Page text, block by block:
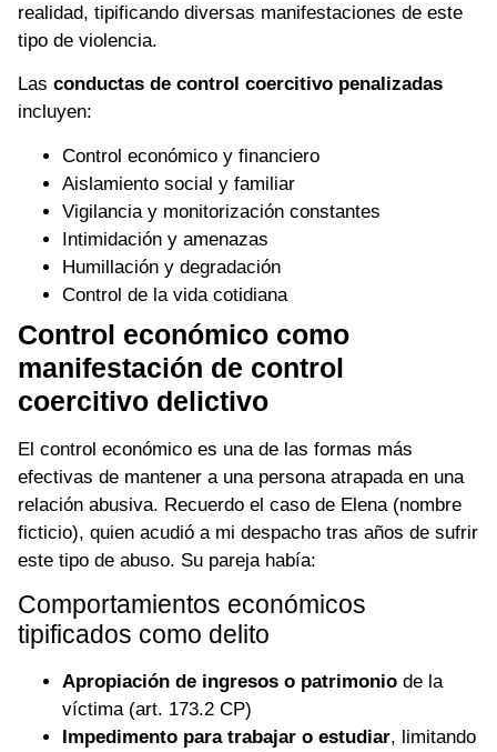
realidad, tipificando diversas manifestaciones de este
tipo de violencia.
Las conductas de control coercitivo penalizadas
incluyen:
Control económico y financiero
Aislamiento social y familiar
Vigilancia y monitorización constantes
Intimidación y amenazas
Humillación y degradación
Control de la vida cotidiana
Control económico como
manifestación de control
coercitivo delictivo
El control económico es una de las formas más
efectivas de mantener a una persona atrapada en una
relación abusiva. Recuerdo el caso de Elena (nombre
ficticio), quien acudió a mi despacho tras años de sufrir
este tipo de abuso. Su pareja había:
Comportamientos económicos
tipificados como delito
Apropiación de ingresos o patrimonio de la
víctima (art. 173.2 CP)
Impedimento para trabajar o estudiar, limitando